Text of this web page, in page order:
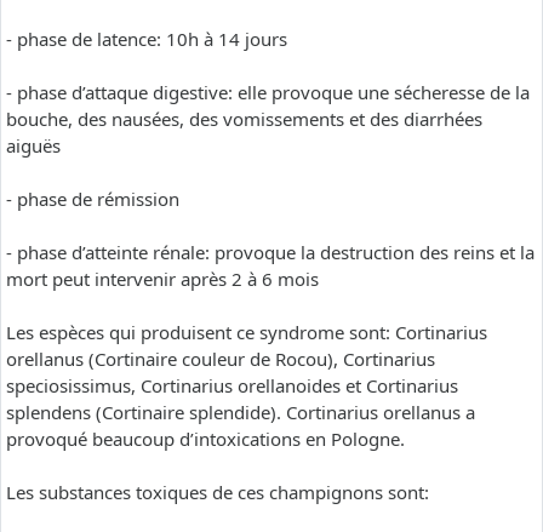
- phase de latence: 10h à 14 jours
- phase d’attaque digestive: elle provoque une sécheresse de la
bouche, des nausées, des vomissements et des diarrhées
aiguës
- phase de rémission
- phase d’atteinte rénale: provoque la destruction des reins et la
mort peut intervenir après 2 à 6 mois
Les espèces qui produisent ce syndrome sont: Cortinarius
orellanus (Cortinaire couleur de Rocou), Cortinarius
speciosissimus, Cortinarius orellanoides et Cortinarius
splendens (Cortinaire splendide). Cortinarius orellanus a
provoqué beaucoup d’intoxications en Pologne.
Les substances toxiques de ces champignons sont: